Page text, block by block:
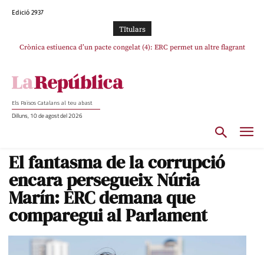
Edició 2937
TItulars
Crònica estiuenca d’un pacte congelat (4): ERC permet un altre flagrant
Rufián boicoteja l’estratègia d’acostament a Junts d’Oriol Junqueras
Els Països Catalans al teu abast
Dilluns, 10 de agost del 2026
El fantasma de la corrupció
encara persegueix Núria
Marín: ERC demana que
comparegui al Parlament